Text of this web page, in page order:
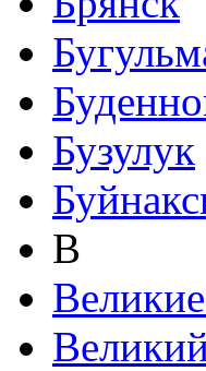
Бузулук
В